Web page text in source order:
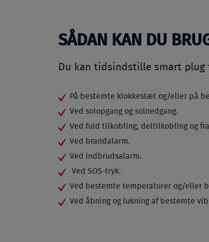
SÅDAN KAN DU
Du kan tidsindstille smart
På bestemte klokkeslæt og/eller på
Ved solopgang og solnedgang.
Ved fuld tilkobling, deltilkobling og
Ved brandalarm.
Ved indbrudsalarm.
Ved SOS-tryk.
Ved bestemte temperaturer og/eller
Ved åbning og lukning af bestemte